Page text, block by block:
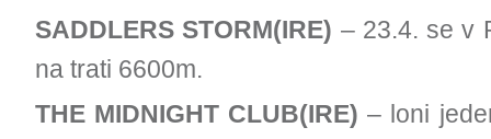
SADDLERS STORM(IRE) – 23.4. se v
na trati 6600m.
THE MIDNIGHT CLUB(IRE) – loni